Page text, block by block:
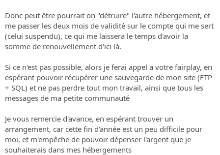
Donc peut être pourrait on "détruire" l'autre hébergement, et
me passer les deux mois de validité sur le compte qui me sert
(celui suspendu), ce qui me laissera le temps d'avoir la
somme de renouvellement d'ici là.
Si ce n'est pas possible, alors je ferai appel a votre fairplay, en
espérant pouvoir récupérer une sauvegarde de mon site (FTP
+ SQL) et ne pas perdre tout mon travail, ainsi que tous les
messages de ma petite communauté
Je vous remercie d'avance, en espérant trouver un
arrangement, car cette fin d'année est un peu difficile pour
moi, et m'empêche de pouvoir dépenser l'argent que je
souhaiterais dans mes hébergements